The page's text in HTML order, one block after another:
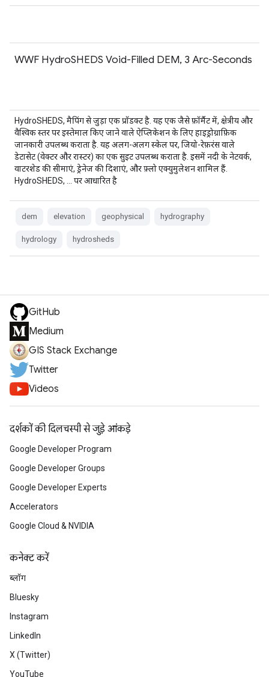
WWF HydroSHEDS Void-Filled DEM, 3 Arc-Seconds
HydroSHEDS, मैपिंग से जुड़ा एक प्रॉडक्ट है. यह एक जैसे फ़ॉर्मैट में, क्षेत्रीय और
वैश्विक स्तर पर इस्तेमाल किए जाने वाले ऐप्लिकेशन के लिए हाइड्रोग्राफ़िक
जानकारी उपलब्ध कराता है. यह अलग-अलग स्केल पर, जियो-रेफ़रंस वाले
डेटासेट (वेक्टर और रास्टर) का एक सुइट उपलब्ध कराता है. इसमें नदी के नेटवर्क,
वाटरशेड की सीमाएं, ड्रेनेज की दिशाएं, और फ़्लो एक्युमुलेशन शामिल हैं.
HydroSHEDS, … पर आधारित है
dem elevation geophysical hydrography
hydrology hydrosheds
GitHub
Medium
GIS Stack Exchange
Twitter
Videos
दर्शकों की दिलचस्पी से जुड़े आंकड़े
Google Developer Program
Google Developer Groups
Google Developer Experts
Accelerators
Google Cloud & NVIDIA
कनेक्ट करें
ब्लॉग
Bluesky
Instagram
LinkedIn
X (Twitter)
YouTube